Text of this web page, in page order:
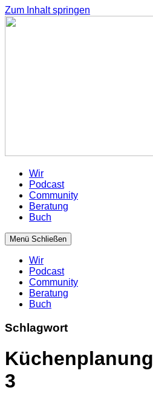
Zum Inhalt springen
Wir
Podcast
Community
Beratung
Buch
Menü Schließen
Wir
Podcast
Community
Beratung
Buch
Schlagwort
Küchenplanung
3